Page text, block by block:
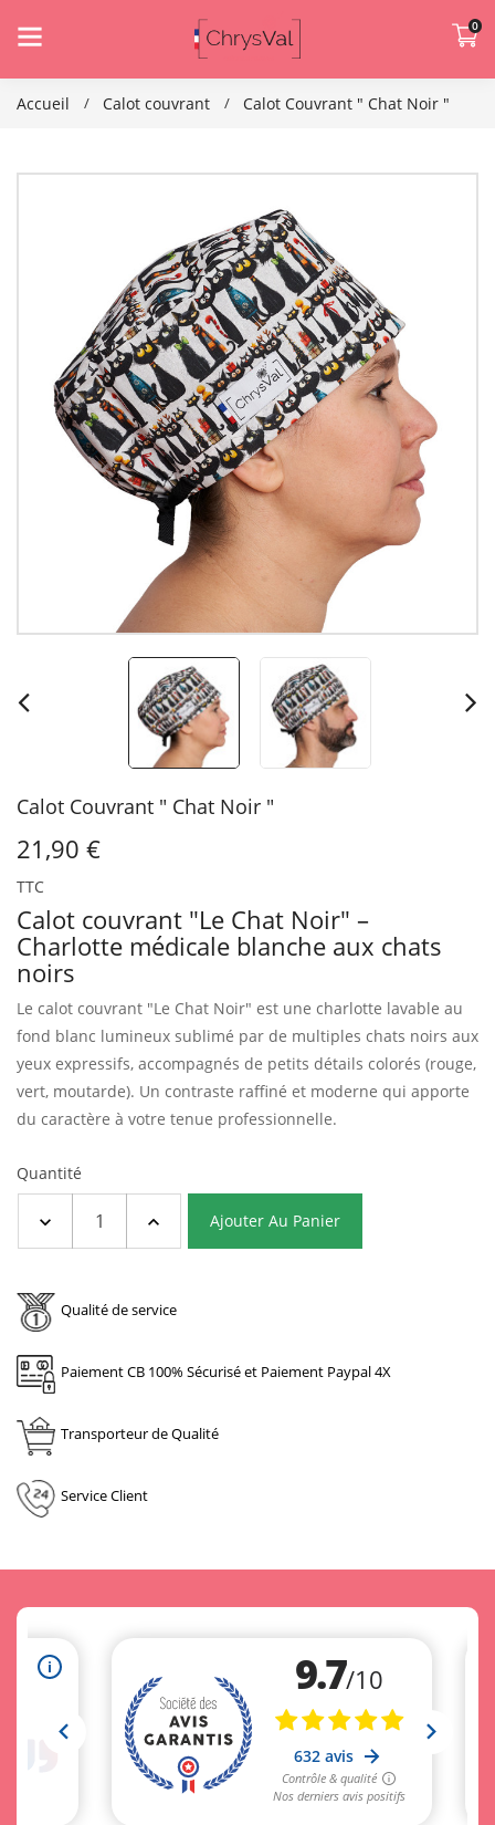
0
Accueil Calot couvrant Calot Couvrant " Chat Noir "
Calot Couvrant " Chat Noir "
21,90 €
TTC
Calot couvrant "Le Chat Noir" –
Charlotte médicale blanche aux chats
noirs
Le calot couvrant "Le Chat Noir" est une charlotte lavable au
fond blanc lumineux sublimé par de multiples chats noirs aux
yeux expressifs, accompagnés de petits détails colorés (rouge,
vert, moutarde). Un contraste raffiné et moderne qui apporte
du caractère à votre tenue professionnelle.
Quantité
Ajouter Au Panier
Qualité de service
Paiement CB 100% Sécurisé et Paiement Paypal 4X
Transporteur de Qualité
Service Client